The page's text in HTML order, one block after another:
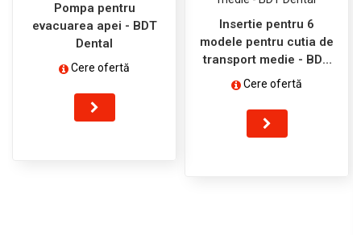
Pompa pentru
evacuarea apei - BDT
Dental
Cere ofertă
Insertie pentru 6
modele pentru cutia de
transport medie - BDT
Dental
Cere ofertă